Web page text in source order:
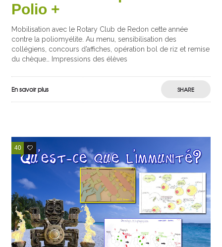
Polio +
Mobilisation avec le Rotary Club de Redon cette année
contre la poliomyélite. Au menu, sensibilisation des
collégiens, concours d’affiches, opération bol de riz et remise
du chèque… Impressions des élèves
En savoir plus SHARE
40 21